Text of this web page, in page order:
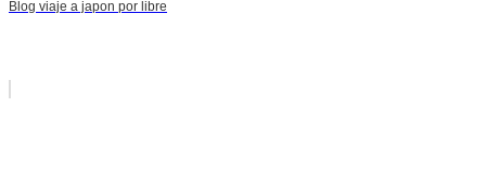
Blog viaje a japon por libre